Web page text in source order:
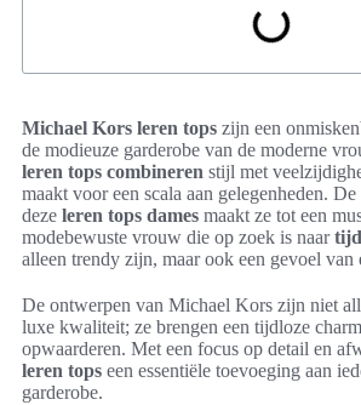
Michael Kors leren tops zijn een
de modieuze garderobe van de moderne
leren tops combineren stijl met
maakt voor een scala aan gelegenheden.
deze leren tops dames maakt ze tot een
modebewuste vrouw die op zoek is naar
alleen trendy zijn, maar ook een gevoel van
De ontwerpen van Michael Kors zijn niet
luxe kwaliteit; ze brengen een tijdloze
opwaarderen. Met een focus op detail en
leren tops een essentiële toevoeging aan
garderobe.